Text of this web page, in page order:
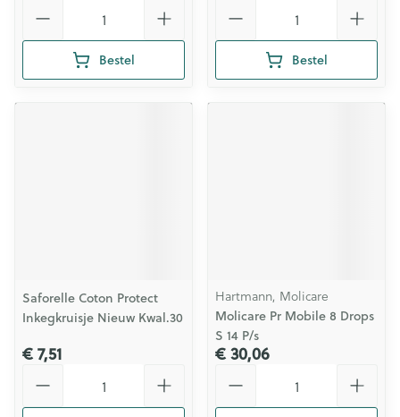
Bestel Bestel
Saforelle Coton Protect
Inkegkruisje Nieuw Kwal.30
€ 7,51
Hartmann, Molicare
Molicare Pr Mobile 8 Drops
S 14 P/s
€ 30,06